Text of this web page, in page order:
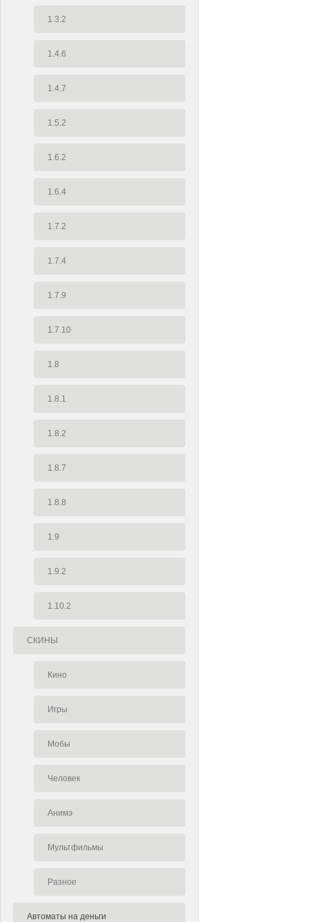
1.3.2
1.4.6
1.4.7
1.5.2
1.6.2
1.6.4
1.7.2
1.7.4
1.7.9
1.7.10
1.8
1.8.1
1.8.2
1.8.7
1.8.8
1.9
1.9.2
1.10.2
СКИНЫ
Кино
Игры
Мобы
Человек
Анимэ
Мультфильмы
Разное
Автоматы на деньги